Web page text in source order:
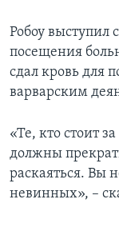
Робоу выступил
посещения
сдал кровь для
варварским
«Те, кто стоит
должны
раскаяться. Вы
невинных», –